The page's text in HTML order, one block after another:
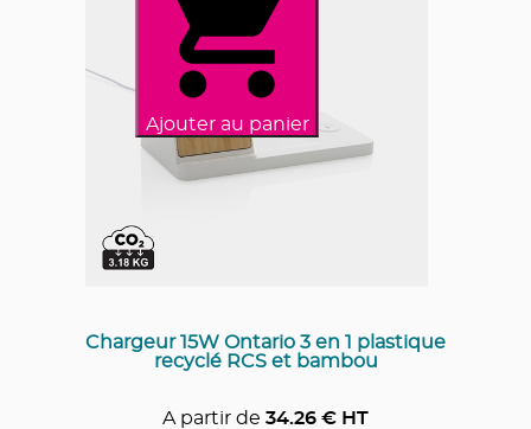
Ajouter au panier
Chargeur 15W Ontario 3 en 1 plastique
recyclé RCS et bambou
A partir de 34.26 € HT